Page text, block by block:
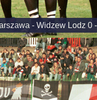
- Widzew Lodz 0